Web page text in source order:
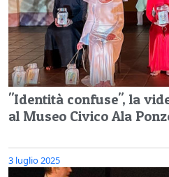
"Identità confuse", la
al Museo Civico Ala
3 luglio 2025